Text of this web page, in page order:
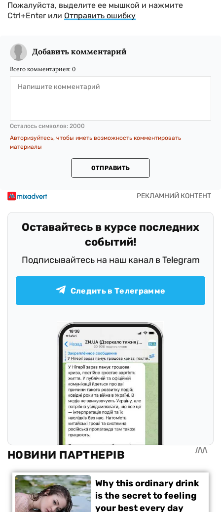
Пожалуйста, выделите ее мышкой и нажмите
Ctrl+Enter или Отправить ошибку
Добавить комментарий
Всего комментариев: 0
Осталось символов: 2000
Авторизуйтесь, чтобы иметь возможность комментировать
материалы
ОТПРАВИТЬ
Оставайтесь в курсе последних
событий!
Подписывайтесь на наш канал в Telegram
Следить в Телеграмме